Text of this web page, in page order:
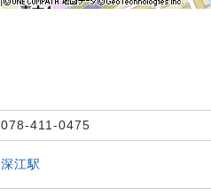
078-411-0475
深江駅